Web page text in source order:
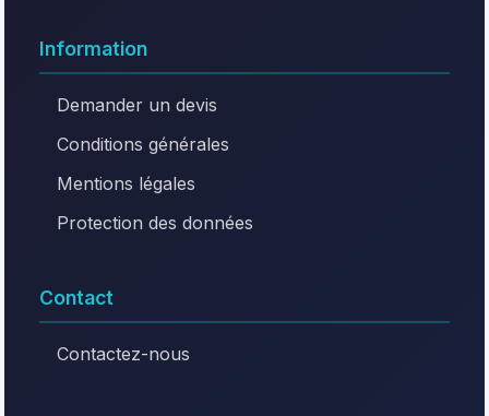
Information
Demander un devis
Conditions générales
Mentions légales
Protection des données
Contact
Contactez-nous